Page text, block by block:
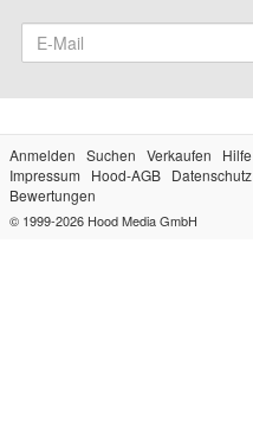
Anmelden Suchen Verkaufen
Hilfe
Impressum
Hood-AGB Datenschutz
Bewertungen
© 1999-2026 Hood Media GmbH